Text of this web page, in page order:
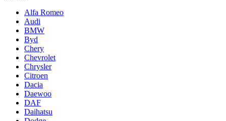
Alfa Romeo
Audi
BMW
Byd
Chery
Chevrolet
Chrysler
Citroen
Dacia
Daewoo
DAF
Daihatsu